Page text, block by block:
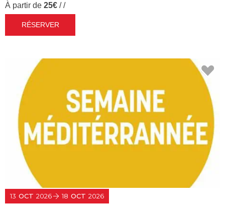
À partir de 25€ / /
RÉSERVER
13 OCT 2026 18 OCT 2026